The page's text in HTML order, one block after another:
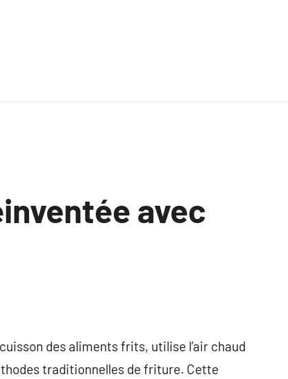
avec
des aliments frits, utilise l’air chaud
traditionnelles de friture. Cette